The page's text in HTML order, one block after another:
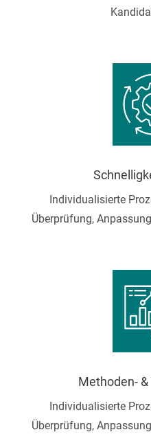
Individualisierte
Überprüfung,
Methoden-
Individualisierte
Überprüfung,